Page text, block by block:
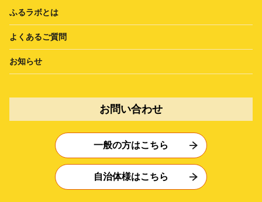
ふるラボとは
よくあるご質問
お知らせ
お問い合わせ
一般の方はこちら
自治体様はこちら